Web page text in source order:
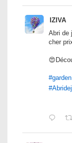
IZIVA
Abri de
cher
#garden